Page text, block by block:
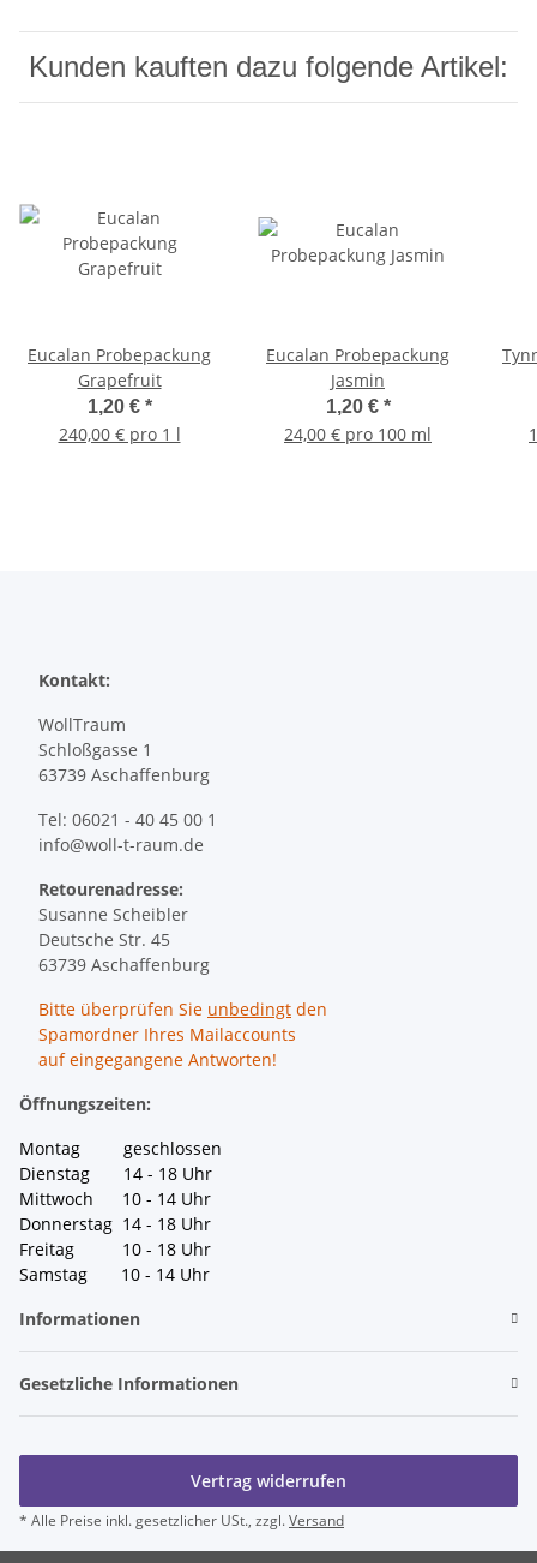
Kunden kauften dazu folgende Artikel:
Eucalan Probepackung
Grapefruit
1,20 € *
240,00 € pro 1 l
Eucalan Probepackung
Jasmin
1,20 € *
24,00 € pro 100 ml
Kontakt:
WollTraum
Schloßgasse 1
63739 Aschaffenburg
Tel: 06021 - 40 45 00 1
info@woll-t-raum.de
Retourenadresse:
Susanne Scheibler
Deutsche Str. 45
63739 Aschaffenburg
Bitte überprüfen Sie unbedingt den
Spamordner Ihres Mailaccounts
auf eingegangene Antworten!
Öffnungszeiten:
Montag geschlossen
Dienstag 14 - 18 Uhr
Mittwoch 10 - 14 Uhr
Donnerstag 14 - 18 Uhr
Freitag 10 - 18 Uhr
Samstag 10 - 14 Uhr
Informationen
Gesetzliche Informationen
Vertrag widerrufen
* Alle Preise inkl. gesetzlicher USt., zzgl.Versand